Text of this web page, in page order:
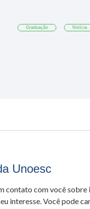
Graduação Notícia
Unoesc
contato com você sobre
interesse. Você pode